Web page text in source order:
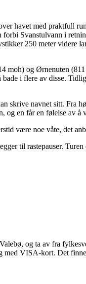
havet med praktfull
Svanstulvann i
250 meter videre
moh) og Ørnenuten
i flere av disse.
skrive navnet sitt. Fra
og en får en følelse av
være noe våte, det
til rastepauser.
og ta av fra
med VISA-kort. Det